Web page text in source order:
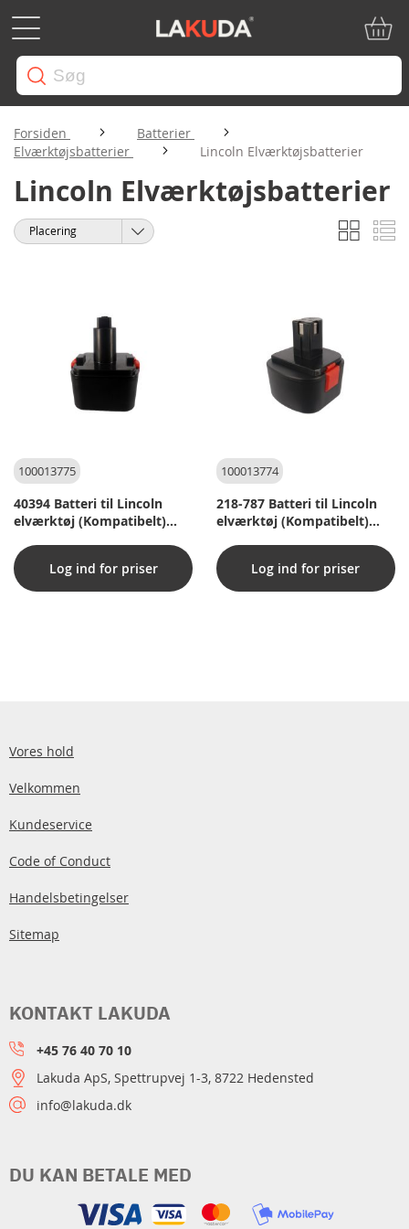
Forsiden
Batterier
Elværktøjsbatterier
Lincoln Elværktøjsbatterier
Lincoln Elværktøjsbatterier
Vis
som
Gitter
Sorter
100013775
40394 Batteri til Lincoln
elværktøj (Kompatibelt)
Log ind for priser
100013774
218-787 Batteri til Lincoln
elværktøj (Kompatibelt)
Log ind for priser
Vores hold
Velkommen
Kundeservice
Code of Conduct
Handelsbetingelser
Sitemap
DU KAN BETALE MED
KONTAKT LAKUDA
+45 76 40 70 10
Lakuda ApS, Spettrupvej 1-3, 8722 Hedensted
info@lakuda.dk